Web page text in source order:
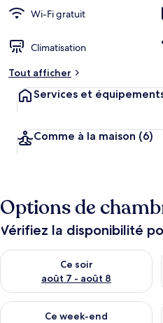
Wi-Fi gratuit
Climatisation
Tout afficher
Services et
Comme à la maison (6)
Options de
Vérifiez la disponibilité
Ce soir
août 7 - août 8
Vérifier la disponibilité pour ce
Ce week-end
Vérifier la disponibilité pour ce